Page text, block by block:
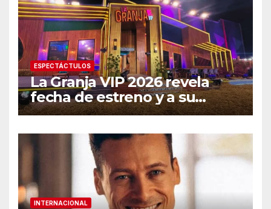
ESPECTÁCTULOS
La Granja VIP 2026 revela
fecha de estreno y a su
primer famoso confirmado
INTERNACIONAL